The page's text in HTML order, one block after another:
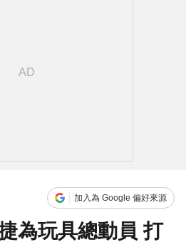
隨時掌握天下大小事！加入為 Google 偏好來源
為玩具總動員 打